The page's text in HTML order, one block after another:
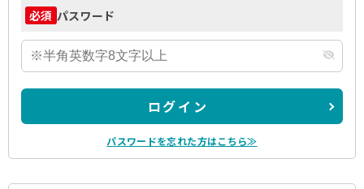
必須 パスワード
ログイン
パスワードを忘れた方はこちら≫